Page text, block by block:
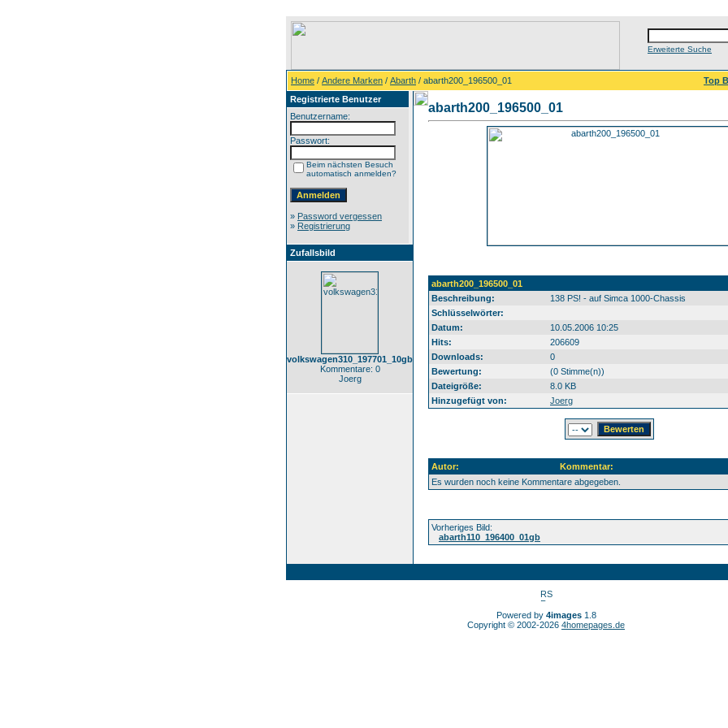
Erweiterte Suche
Home / Andere Marken / Abarth / abarth200_196500_01 Top
Registrierte Benutzer
Benutzername:
Passwort:
Beim nächsten Besuch
automatisch anmelden?
» Password vergessen
» Registrierung
Zufallsbild
volkswagen310_197701_10gb
Kommentare: 0
Joerg
abarth200_196500_01
abarth200_196500_01
Beschreibung:
138 PS! - auf Simca 1000-Chassis
Schlüsselwörter:
Datum:
10.05.2006 10:25
Hits:
206609
Downloads:
0
Bewertung:
(0 Stimme(n))
Dateigröße:
8.0 KB
Hinzugefügt von:
Joerg
Autor:
Kommentar:
Es wurden noch keine Kommentare abgegeben.
Vorheriges Bild:
abarth110_196400_01gb
Powered by 4images1.8
Copyright © 2002-2026 4homepages.de